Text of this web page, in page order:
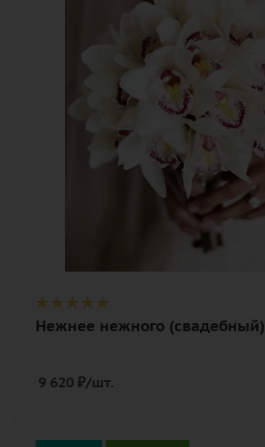
белый, нежный
орхидея, лента
Нежнее нежного (свадебный)
9 620 ₽/шт.